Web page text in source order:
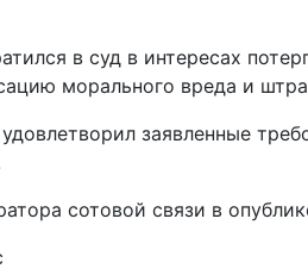
в суд в интересах
морального вреда и
заявленные
сотовой связи в